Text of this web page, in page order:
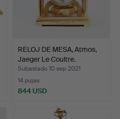
RELOJ DE MESA, Atmos,
Jaeger Le Coultre.
Subastado 10 sep 2021
14 pujas
844 USD